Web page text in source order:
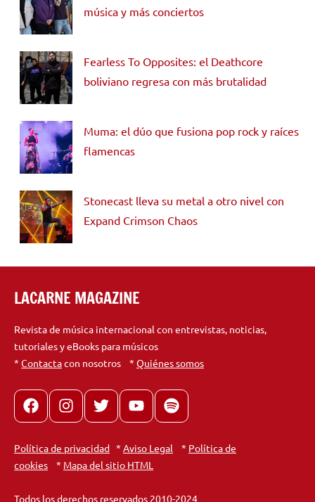
música y más conciertos
Fearless To Opposites: el Deathcore
boliviano regresa con más brutalidad
Muma: el dúo que fusiona pop rock y raíces
flamencas
Stonecast lleva su metal a otro nivel con
Expand Crimson Chaos
LACARNE MAGAZINE
Revista de música internacional con entrevistas, noticias,
tutoriales y eBooks para músicos
* Contactacon nosotros * Quiénes somos
FacebookInstagram
X youtubespotify
Política de privacidad * Aviso Legal * Política de
cookies * Mapa del sitio HTML
Todos los derechos reservados 2010-2024